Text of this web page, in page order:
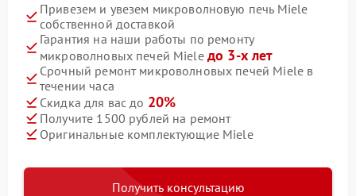
Привезем и увезем микроволновую печь Miele
собственной доставкой
Гарантия на наши работы по ремонту
микроволновых печей Miele до 3-х лет
Срочный ремонт микроволновых печей Miele в
течении часа
Скидка для вас до 20%
Получите 1500 рублей на ремонт
Оригинальные комплектующие Miele
Получить консультацию